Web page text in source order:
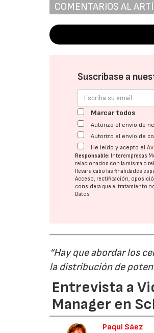
COMENTARIOS AL
Suscríbase a
Marcar todos
Autorizo el envío de
Autorizo el envío de
He leído y acepto el
Responsable: Interempresas
relacionados con la misma o
llevar a cabo las finalidades
Acceso, rectificación,
considera que el tratamiento
Datos
“Hay que abordar los
la distribución de
Entrevista a
Manager en
Paqui Sáez